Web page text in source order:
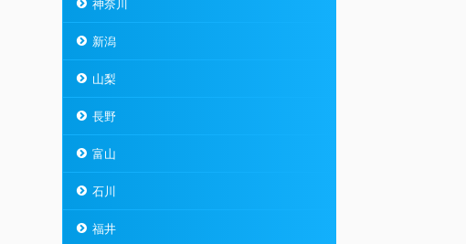
神奈川
新潟
山梨
長野
富山
石川
福井